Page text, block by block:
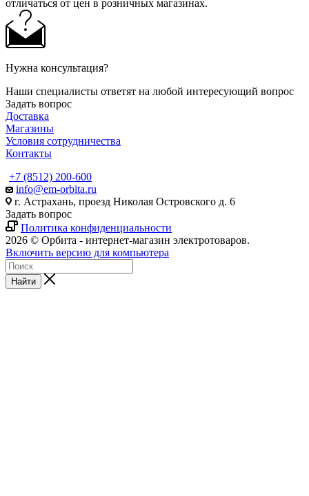
отличаться от цен в розничных магазинах.
Нужна консультация?
Наши специалисты ответят на любой интересующий вопрос
Задать вопрос
Доставка
Магазины
Условия сотрудничества
Контакты
+7 (8512) 200-600
info@em-orbita.ru
г. Астрахань, проезд Николая Островского д. 6
Задать вопрос
Политика конфиденциальности
2026 © Орбита - интернет-магазин электротоваров.
Включить версию для компьютера
Найти